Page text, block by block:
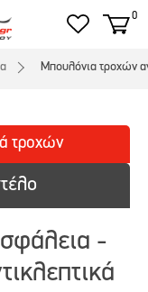
0
Μπουλόνια τροχών
τροχών
-